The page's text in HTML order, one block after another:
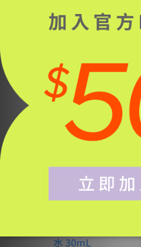
簡單0.2%A醇藻針煥
膚精華20mL
NT$1,890